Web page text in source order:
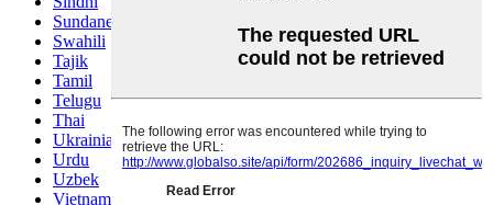
Sundanese
Swahili
Tajik
Tamil
Telugu
Thai
Ukrainian
Urdu
Uzbek
Vietnamese